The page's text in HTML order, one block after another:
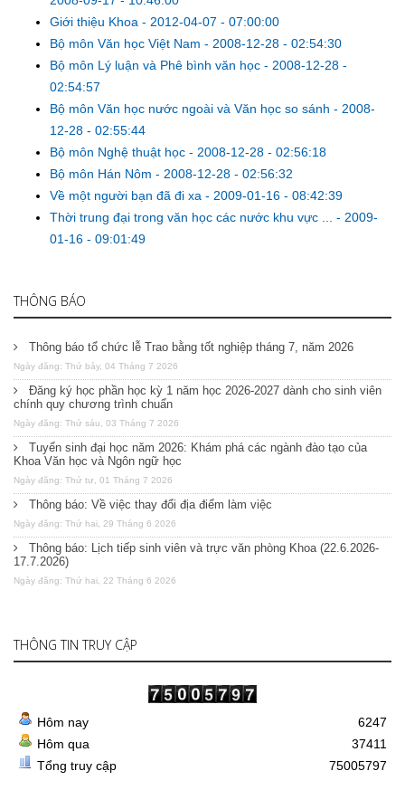
Giới thiệu Khoa - 2012-04-07 - 07:00:00
Bộ môn Văn học Việt Nam - 2008-12-28 - 02:54:30
Bộ môn Lý luận và Phê bình văn học - 2008-12-28 -
02:54:57
Bộ môn Văn học nước ngoài và Văn học so sánh - 2008-
12-28 - 02:55:44
Bộ môn Nghệ thuật học - 2008-12-28 - 02:56:18
Bộ môn Hán Nôm - 2008-12-28 - 02:56:32
Về một người bạn đã đi xa - 2009-01-16 - 08:42:39
Thời trung đại trong văn học các nước khu vực ... - 2009-
01-16 - 09:01:49
THÔNG BÁO
Thông báo tổ chức lễ Trao bằng tốt nghiệp tháng 7, năm 2026
Ngày đăng: Thứ bảy, 04 Tháng 7 2026
Đăng ký học phần học kỳ 1 năm học 2026-2027 dành cho sinh viên
chính quy chương trình chuẩn
Ngày đăng: Thứ sáu, 03 Tháng 7 2026
Tuyển sinh đại học năm 2026: Khám phá các ngành đào tạo của
Khoa Văn học và Ngôn ngữ học
Ngày đăng: Thứ tư, 01 Tháng 7 2026
Thông báo: Về việc thay đổi địa điểm làm việc
Ngày đăng: Thứ hai, 29 Tháng 6 2026
Thông báo: Lịch tiếp sinh viên và trực văn phòng Khoa (22.6.2026-
17.7.2026)
Ngày đăng: Thứ hai, 22 Tháng 6 2026
THÔNG TIN TRUY CẬP
Hôm nay
Hôm qua
Tổng truy cập
6247
37411
75005797